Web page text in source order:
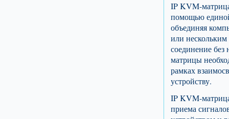
IP KVM-
помощью
объединяя
или
соединение
матрицы
рамках
устройству.
IP KVM-
приема